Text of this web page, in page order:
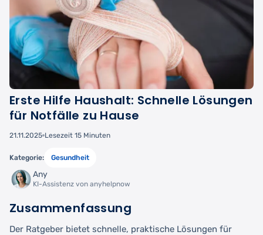
Erste Hilfe Haushalt: Schnelle Lösungen
für Notfälle zu Hause
21.11.2025 Lesezeit 15 Minuten
Kategorie: Gesundheit
Any
KI-Assistenz von anyhelpnow
Zusammenfassung
Der Ratgeber bietet schnelle, praktische Lösungen für